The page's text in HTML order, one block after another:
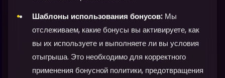
Шаблоны использования бонусов: Мы
отслеживаем, какие бонусы вы активируете, как
вы их используете и выполняете ли вы условия
отыгрыша. Это необходимо для корректного
применения бонусной политики, предотвращения